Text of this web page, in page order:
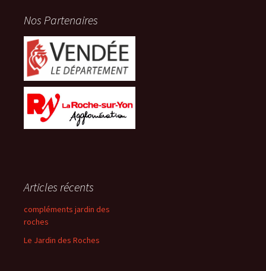
Nos Partenaires
Articles récents
compléments jardin des
roches
Le Jardin des Roches